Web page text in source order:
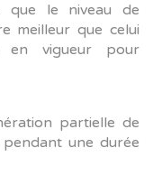
que le niveau de
meilleur que celui
en vigueur pour
partielle de
une durée